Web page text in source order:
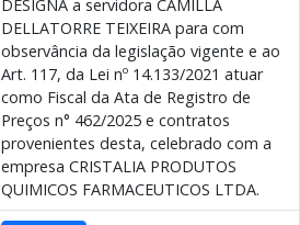
DESIGNA a servidora CAMILLA
DELLATORRE TEIXEIRA para com
observância da legislação vigente e ao
Art. 117, da Lei nº 14.133/2021 atuar
como Fiscal da Ata de Registro de
Preços n° 462/2025 e contratos
provenientes desta, celebrado com a
empresa CRISTALIA PRODUTOS
QUIMICOS FARMACEUTICOS LTDA.